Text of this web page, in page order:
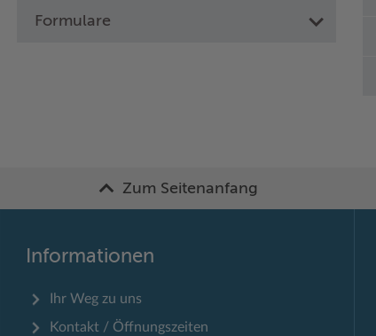
Formulare
Zum Seitenanfang
Informationen
Ihr Weg zu uns
Kontakt / Öffnungszeiten